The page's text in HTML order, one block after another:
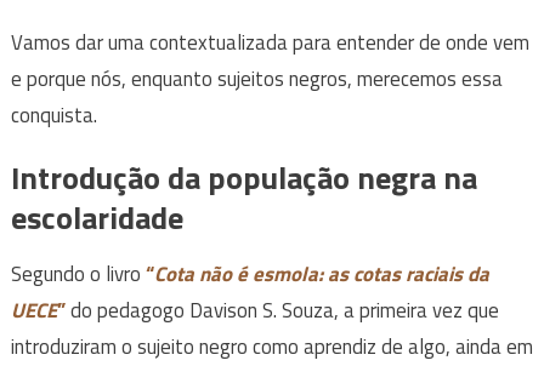
Vamos dar uma contextualizada para entender de onde vem
e porque nós, enquanto sujeitos negros, merecemos essa
conquista.
Introdução da população negra na
escolaridade
Segundo o livro“Cota não é esmola: as cotas raciais da
UECE”do pedagogo Davison S. Souza, a primeira vez que
introduziram o sujeito negro como aprendiz de algo, ainda em